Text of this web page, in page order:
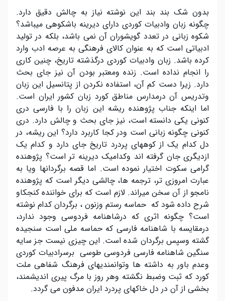
بدون شک بند بند این نوشته نیاز به چالش دقیق دارد.
چگونه زبان وادبیات کوردی دارای دیرینه باشکوهی میباشد؟
شکوه زبانی در تعدد گویشوران آن نمی باشد، بلکه در تولید
ادبیاتی است که به عنوان کالای فرهنگی به عرصه ادب وارد
کرده باشد. زبان وادبیات کوردی درگذشته تاریخ، چنین کاری
را انجام نداده است. زنده ومعتبر بودن آن نیز جای بحث
دارد. زیرا دست کم آن، استفاده نکردن از پتانسیل این زبان
وتدریس آن درمدارس مناطق کورد زبان کشور ایران است.
اما اینکه جناب پژوهنده ریشه این زبان را با فارسی دری
کنونی یکی دانسته است، نیز جای بحث و چالش دارد. دری
کنونی چگونه زبانی است ودر کجا کاربرد دارد؟ این ریشه، در
دل کدام یک از کوههای پردرد تاریخ جای دارد و کدام یک
ازدیگری جان گرفته اند وکدامیک دیرینه تر است؟ پژوهنده
گرامی سکوت اختیار نموده است. اما قصه برگردانها ویا به
عبارت امروزی تر، ترجمه ها، چالشی دیگر است که پژوهنده
نامجو از آن سخن میراند. لازم است که برای خواننده کنجکاو
شرح داده شود که حماسه رستم وزنون ، برگردان کدام نوشته
است؟ چگونه اثری که درشاهنامه فردوسی وجود ندارد،
درمقایسه با شاهنامه فارسی که حماسه ملی است سنجیده
گشته وسپس برگردان شده است. این چیزی نیست جز سایه
سنگین شاهنامه فارسی فردوسی طوسی برسرادبیات کوردی
وعدم باور به داشته ها وتوانمندیهای فرهنگ شفاهی ملت
کورد که ثبت وضبط نگشته وهر روز با مرگ پیری اندیشمند،
بخشی از آن در دل خاکهای پردرد ایران مدفون می گردد.